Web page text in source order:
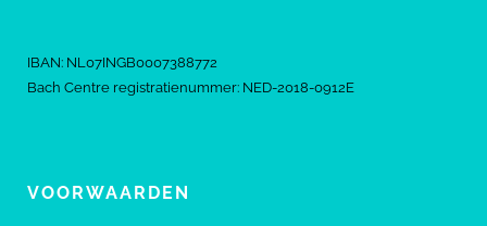
IBAN: NL07INGB0007388772
Bach Centre registratienummer: NED-2018-0912E
VOORWAARDEN